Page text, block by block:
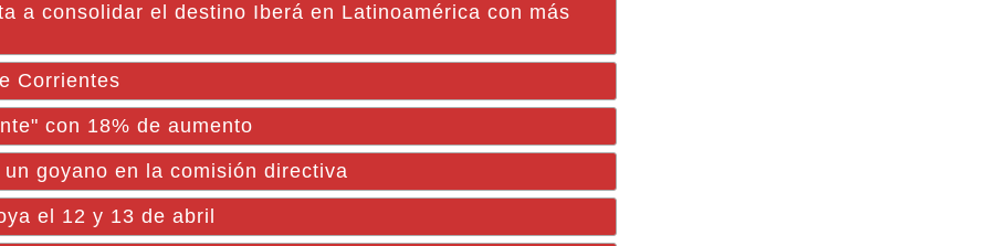
a consolidar el destino Iberá en Latinoamérica con más
Corrientes
con 18% de aumento
goyano en la comisión directiva
el 12 y 13 de abril